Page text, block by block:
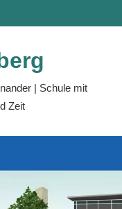
| Schule mit
Zeit